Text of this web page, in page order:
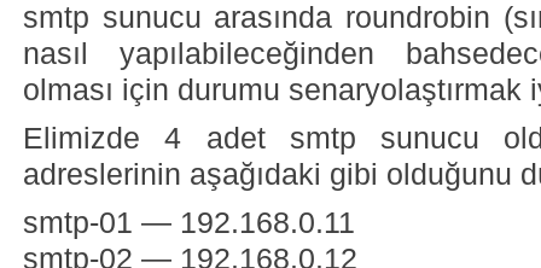
smtp sunucu arasında roundrobin
nasıl yapılabileceğinden
olması için durumu senaryolaştırmak
Elimizde 4 adet smtp sunucu
adreslerinin aşağıdaki gibi olduğunu
smtp-01 — 192.168.0.11
smtp-02 — 192.168.0.12